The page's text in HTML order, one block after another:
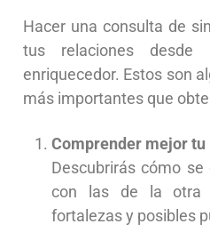
Hacer una consulta de
tus relaciones
enriquecedor. Estos son
más importantes que
Comprender mejor tu
Descubrirás cómo
con las de la otra
fortalezas y posibles